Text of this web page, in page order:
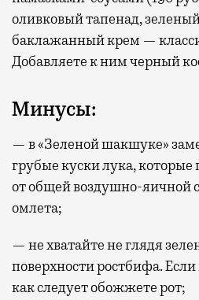
оливковый тапенад,
баклажанный крем —
Добавляете к ним черный
Минусы:
— в «Зеленой шакшуке»
грубые куски лука, которые
от общей воздушно-яичной
омлета;
— не хватайте не глядя
поверхности ростбифа.
как следует обожжете рот;